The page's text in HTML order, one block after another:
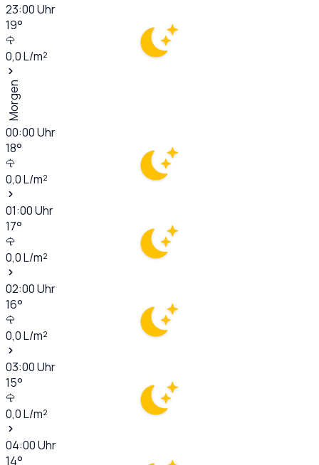
23:00Uhr
19°
0,0L/m²
Morgen
00:00Uhr
18°
0,0L/m²
01:00Uhr
17°
0,0L/m²
02:00Uhr
16°
0,0L/m²
03:00Uhr
15°
0,0L/m²
04:00Uhr
14°